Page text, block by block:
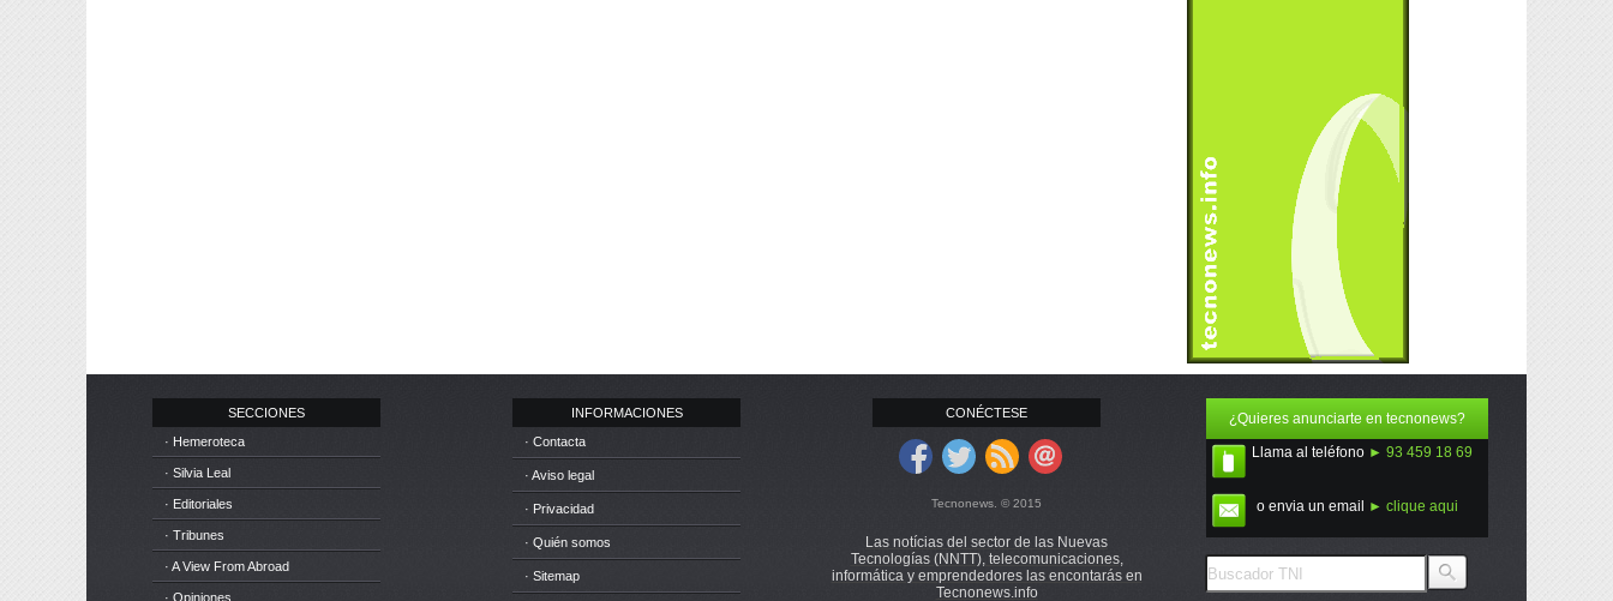
SECCIONES
· Hemeroteca
· Silvia Leal
· Editoriales
· Tribunes
· A View From Abroad
· Opiniones
INFORMACIONES
· Contacta
· Aviso legal
· Privacidad
· Quién somos
· Sitemap
CONÉCTESE
Tecnonews. © 2015
Las notícias del sector de las Nuevas
Tecnologías (NNTT), telecomunicaciones,
informática y emprendedores las encontarás en
Tecnonews.info
¿Quieres anunciarte en tecnonews?
Llama al teléfono ► 93 459 18 69
o envia un email ► clique aqui